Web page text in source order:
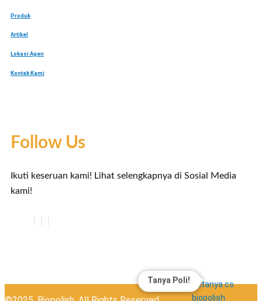
Produk
Artikel
Lokasi Agen
Kontak Kami
Follow Us
Ikuti keseruan kami! Lihat selengkapnya di Sosial Media
kami!
Tanya Poli!